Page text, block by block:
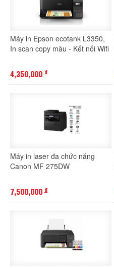
Máy in Epson ecotank L3350,
In scan copy màu - Kết nối Wifi
4,350,000 đ
Máy in laser đa chức năng
Canon MF 275DW
7,500,000 đ